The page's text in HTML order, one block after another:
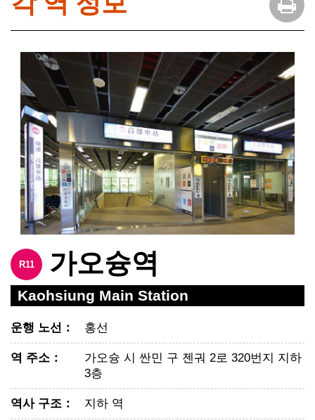
R11 가오슝역
Kaohsiung Main Station
운행 노선 ： 홍선
역 주소 ：
가오슝 시 싼민 구 젠궈 2로 320번지 지하
3층
역사 구조 ： 지하 역